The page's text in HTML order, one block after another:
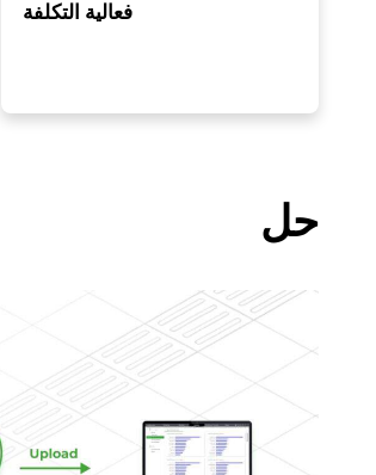
فعالية التكلفة
حل